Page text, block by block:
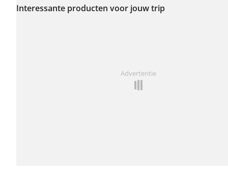
problemen op deze
Interessante producten voor jouw trip
Advertentie